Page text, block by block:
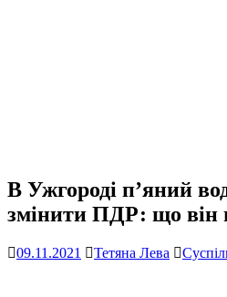
В Ужгороді п’яний
змінити ПДР: що він
09.11.2021 Тетяна Лева